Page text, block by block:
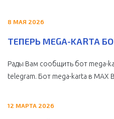
8 МАЯ 2026
ТЕПЕРЬ MEGA-KARTA
Рады Вам сообщить бот mega-
telegram. Бот mega-karta в МАХ
12 МАРТА 2026